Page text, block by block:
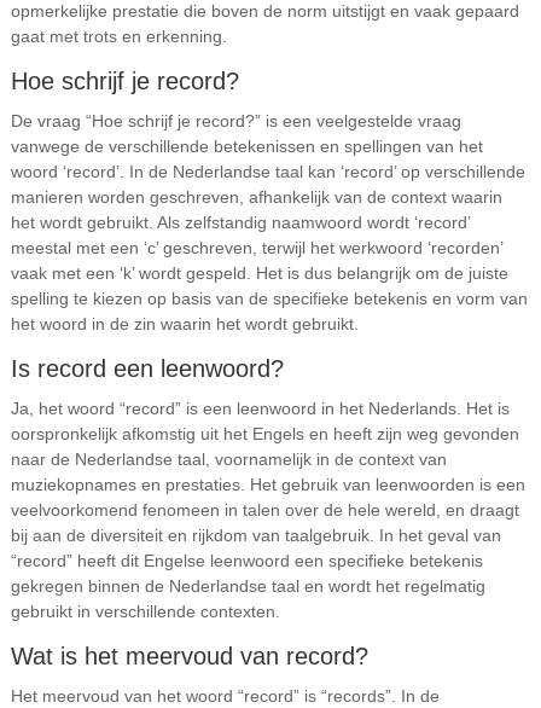
opmerkelijke prestatie die boven de norm uitstijgt en vaak gepaard
gaat met trots en erkenning.
Hoe schrijf je record?
De vraag “Hoe schrijf je record?” is een veelgestelde vraag
vanwege de verschillende betekenissen en spellingen van het
woord ‘record’. In de Nederlandse taal kan ‘record’ op verschillende
manieren worden geschreven, afhankelijk van de context waarin
het wordt gebruikt. Als zelfstandig naamwoord wordt ‘record’
meestal met een ‘c’ geschreven, terwijl het werkwoord ‘recorden’
vaak met een ‘k’ wordt gespeld. Het is dus belangrijk om de juiste
spelling te kiezen op basis van de specifieke betekenis en vorm van
het woord in de zin waarin het wordt gebruikt.
Is record een leenwoord?
Ja, het woord “record” is een leenwoord in het Nederlands. Het is
oorspronkelijk afkomstig uit het Engels en heeft zijn weg gevonden
naar de Nederlandse taal, voornamelijk in de context van
muziekopnames en prestaties. Het gebruik van leenwoorden is een
veelvoorkomend fenomeen in talen over de hele wereld, en draagt
bij aan de diversiteit en rijkdom van taalgebruik. In het geval van
“record” heeft dit Engelse leenwoord een specifieke betekenis
gekregen binnen de Nederlandse taal en wordt het regelmatig
gebruikt in verschillende contexten.
Wat is het meervoud van record?
Het meervoud van het woord “record” is “records”. In de